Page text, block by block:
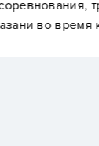
родителями,